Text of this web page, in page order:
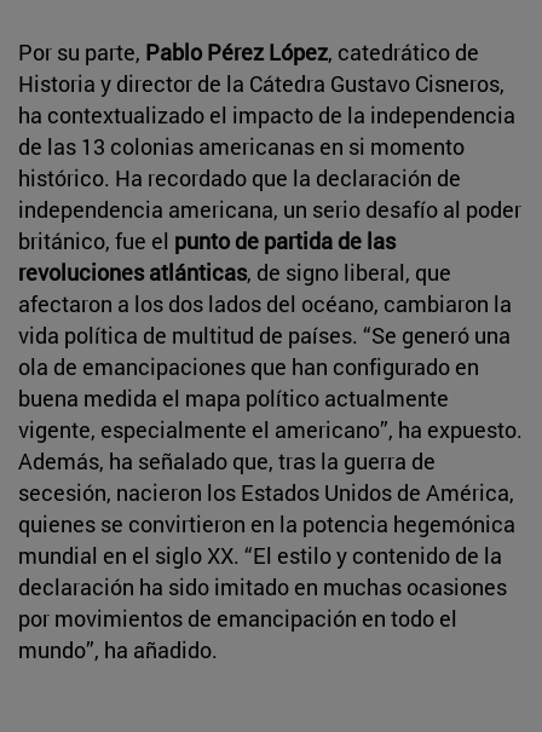
Por su parte, Pablo Pérez López, catedrático de
Historia y director de la Cátedra Gustavo Cisneros,
ha contextualizado el impacto de la independencia
de las 13 colonias americanas en si momento
histórico. Ha recordado que la declaración de
independencia americana, un serio desafío al poder
británico, fue el punto de partida de las
revoluciones atlánticas, de signo liberal, que
afectaron a los dos lados del océano, cambiaron la
vida política de multitud de países. “Se generó una
ola de emancipaciones que han configurado en
buena medida el mapa político actualmente
vigente, especialmente el americano”, ha expuesto.
Además, ha señalado que, tras la guerra de
secesión, nacieron los Estados Unidos de América,
quienes se convirtieron en la potencia hegemónica
mundial en el siglo XX. “El estilo y contenido de la
declaración ha sido imitado en muchas ocasiones
por movimientos de emancipación en todo el
mundo”, ha añadido.